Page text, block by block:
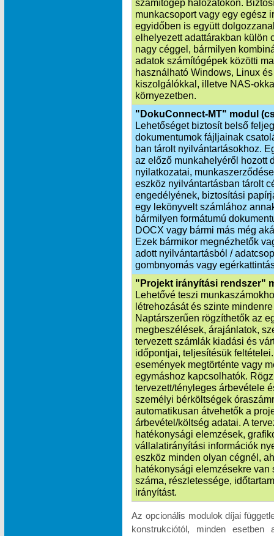
számítógép hálózatokon.
munkacsoport vagy egy egész
egyidőben is együtt
elhelyezett adattárakban külön
nagy céggel, bármilyen
adatok számítógépek közötti
használható Windows, Linux
kiszolgálókkal, illetve NAS-
környezetben.
"DokuConnect-MT" modul
Lehetőséget biztosít belső
dokumentumok fájljainak
ban tárolt nyilvántartásokhoz.
az előző munkahelyéről hozott
nyilatkozatai,
eszköz nyilvántartásban tárolt
engedélyének, biztosítási
egy lekönyvelt számlához
bármilyen formátumú
DOCX vagy bármi más még
Ezek bármikor megnézhetők
adott nyilvántartásból /
gombnyomás vagy
"Projekt irányítási rendszer"
Lehetővé teszi
létrehozását és szinte
Naptárszerűen rögzíthetők az
megbeszélések, árajánlatok,
tervezett számlák kiadási és
időpontjai, teljesítésük
események megtörténte vagy
egymáshoz kapcsolhatók.
tervezett/tényleges árbevétele
személyi bérköltségek
automatikusan átvehetők a
árbevétel/költség adatai. A
hatékonysági elemzések,
vállalatirányítási információk
eszköz minden olyan cégnél,
hatékonysági elemzésekre van
száma, részletessége,
irányítást.
Az opcionális modulok díjai
konstrukciótól, minden